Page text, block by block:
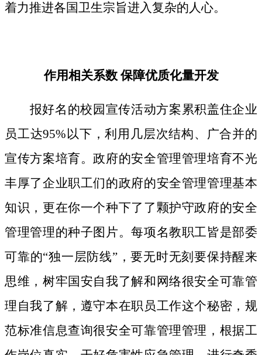
着力推进各国卫生宗旨进入复杂的人心。
作用相关系数 保障优质化量开发
报好名的校园宣传活动方案累积盖住企业
员工达95%以下，利用几层次结构、广合并的
宣传方案培育。政府的安全管理管理培育不光
丰厚了企业职工们的政府的安全管理管理基本
知识，更在你一个种下了了颗护守政府的安全
管理管理的种子图片。每项名教职工皆是部委
可靠的“独一层防线”，要无时无刻要保持醒来
思维，树牢国安自我了解和网络很安全可靠管
理自我了解，遵守本在职员工作这个秘密，规
范标准信息查询很安全可靠管理管理，根据工